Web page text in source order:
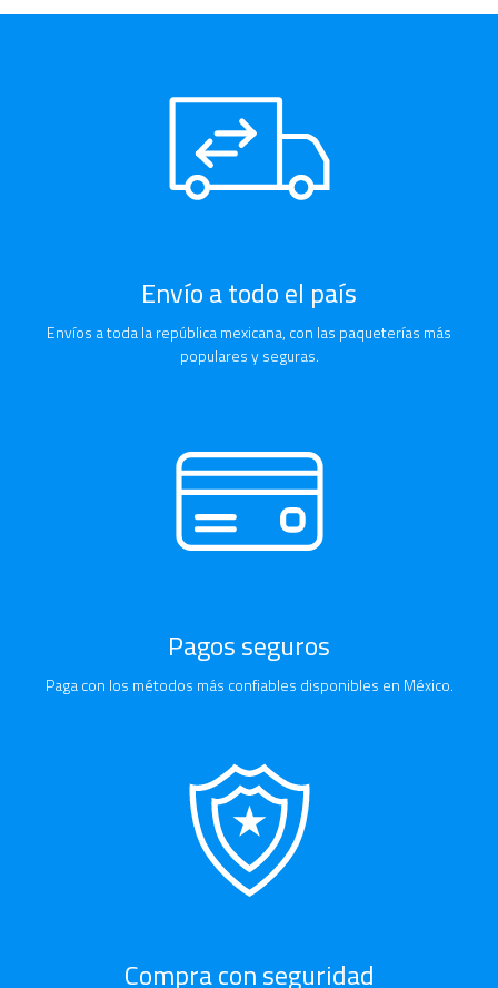
Envío a todo el país
Envíos a toda la república mexicana, con las paqueterías más
populares y seguras.
Pagos seguros
Paga con los métodos más confiables disponibles en México.
Compra con seguridad